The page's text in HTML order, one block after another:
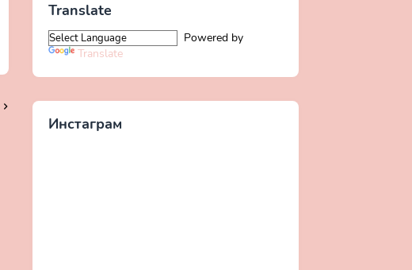
Translate
Powered by
Translate
Инстаграм